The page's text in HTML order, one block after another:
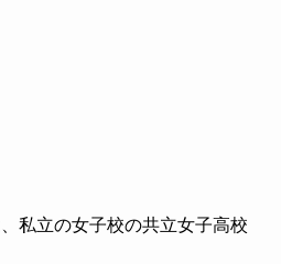
私立の女子校の共立女子高校